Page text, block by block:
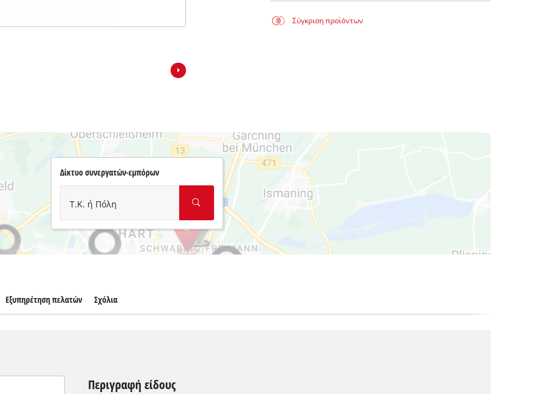
Σύγκριση προϊόντων
Δίκτυο συνεργατών-εμπόρων
Τ.Κ. ή Πόλη
Εξυπηρέτηση πελατών Σχόλια
Περιγραφή είδους